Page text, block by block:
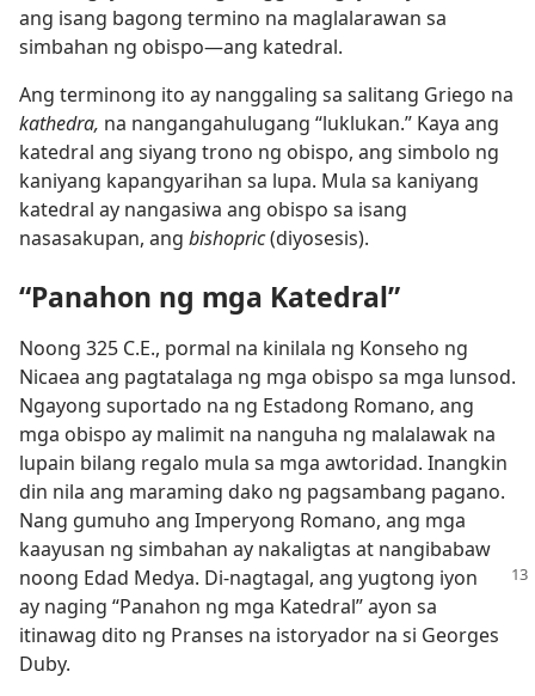
ang isang bagong termino na maglalarawan sa
simbahan ng obispo​—ang katedral.
Ang terminong ito ay nanggaling sa salitang Griego na
kathedra, na nangangahulugang “luklukan.” Kaya ang
katedral ang siyang trono ng obispo, ang simbolo ng
kaniyang kapangyarihan sa lupa. Mula sa kaniyang
katedral ay nangasiwa ang obispo sa isang
nasasakupan, ang bishopric(diyosesis).
“Panahon ng mga Katedral”
Noong 325 C.E., pormal na kinilala ng Konseho ng
Nicaea ang pagtatalaga ng mga obispo sa mga lunsod.
Ngayong suportado na ng Estadong Romano, ang
mga obispo ay malimit na nanguha ng malalawak na
lupain bilang regalo mula sa mga awtoridad. Inangkin
din nila ang maraming dako ng pagsambang pagano.
Nang gumuho ang Imperyong Romano, ang mga
kaayusan ng simbahan ay nakaligtas at nangibabaw
noong Edad Medya. Di-nagtagal, ang yugtong iyon
ay naging “Panahon ng mga Katedral” ayon sa
itinawag dito ng Pranses na istoryador na si Georges
Duby.